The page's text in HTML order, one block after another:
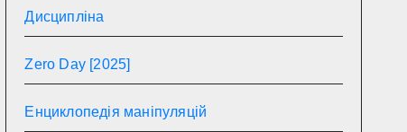
Дисципліна
Zero Day [2025]
Енциклопедія маніпуляцій